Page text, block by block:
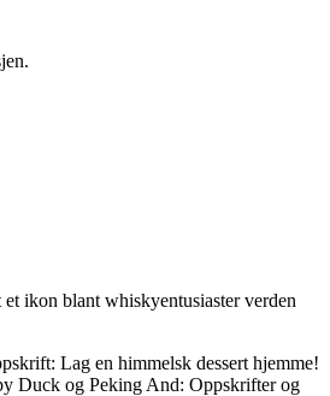
ikon blant whiskyentusiaster verden
Lag en himmelsk dessert hjemme!
Duck og Peking And: Oppskrifter og